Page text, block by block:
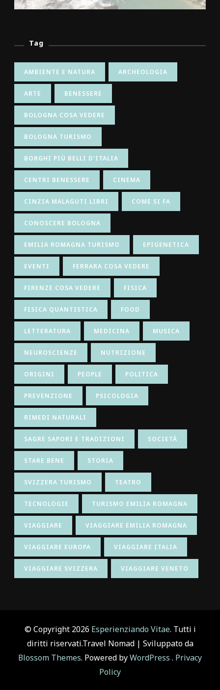
Tag
AMBIENTE E NATURA ARCHEOLOGIA
ARTE BENESSERE
BOLOGNA COSA VEDERE
BOLOGNA TURISMO
BORGHI PIÙ BELLI D'ITALIA
CENTRI BENESSERE CINEMA
CINZIA MALAGUTI LIBRI COME SI FA
CONOSCERE BOLOGNA
EMILIA ROMAGNA TURISMO EPIGENETICA
EVENTI FERRARA COSA VEDERE
FIRENZE COSA VEDERE FISICA
FISICA QUANTISTICA FOOD
LETTERATURA MEDICINA MUSICA
NEUROSCIENZE NUTRIZIONE
ORIGINI PEOPLE POLITICA
PREVENZIONE PSICOLOGIA
RIMEDI NATURALI
SAGRE SAPORI E TRADIZIONI SOCIETÀ
STARE BENE STORIA
SVIZZERA TURISMO TEATRO
TECNOLOGIE TURISMO EMILIA ROMAGNA
VIAGGIARE VIAGGIARE EMILIA ROMAGNA
VIAGGIARE EUROPA VIAGGIARE ITALIA
VIAGGIARE SVIZZERA VIAGGIARE VENETO
© Copyright 2026 Esperienziando Vitae. Tutti i
diritti riservati.Travel Nomad | Sviluppato da
Blossom Themes. Powered byWordPress . Privacy
Policy